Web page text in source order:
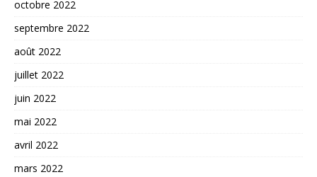
octobre 2022
septembre 2022
août 2022
juillet 2022
juin 2022
mai 2022
avril 2022
mars 2022